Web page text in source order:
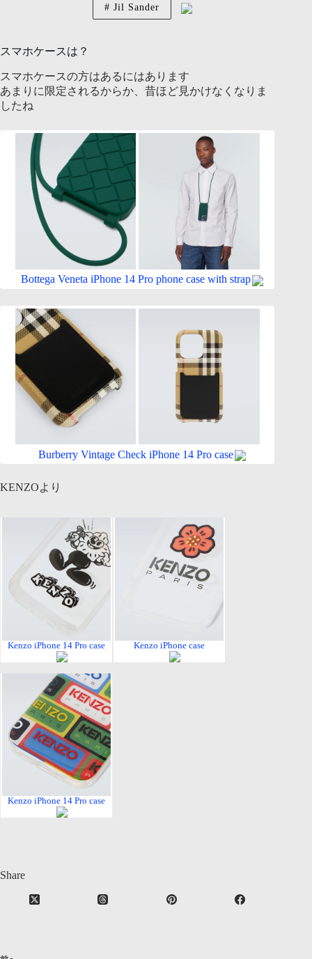
Jil Sander
スマホケースは？
スマホケースの方はあるにはあります
あまりに限定されるからか、昔ほど見かけなくなりま
したね
Bottega Veneta iPhone 14 Pro phone case with strap
Burberry Vintage Check iPhone 14 Pro case
KENZOより
Kenzo iPhone 14 Pro case Kenzo iPhone case
Kenzo iPhone 14 Pro case
Share